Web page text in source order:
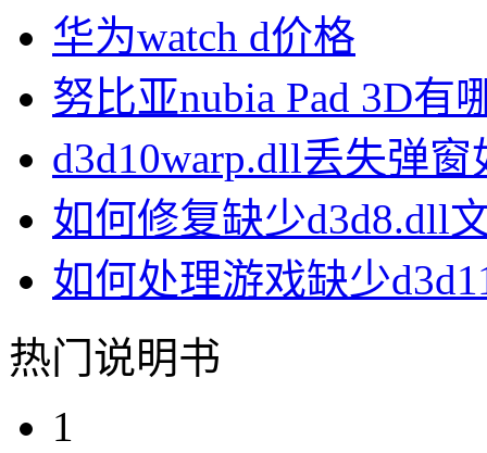
华为watch d价格
努比亚nubia Pad 3D有
d3d10warp.dll丢失弹
如何修复缺少d3d8.dll
如何处理游戏缺少
热门说明书
1